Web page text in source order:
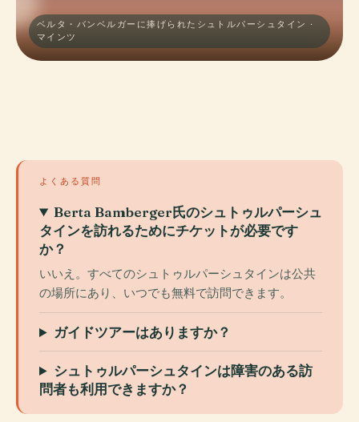
ベルタ・バンベルガーに捧げられたシュトルパーシュタイン ·
マインツ
よくある質問
Berta Bamberger氏のシュトゥルパーシュ
タインを訪れるためにチケットが必要です
か？
いいえ。すべてのシュトゥルパーシュタインは公共
の場所にあり、いつでも無料で訪問できます。
ガイドツアーはありますか？
シュトゥルパーシュタインは障害のある訪
問者も利用できますか？